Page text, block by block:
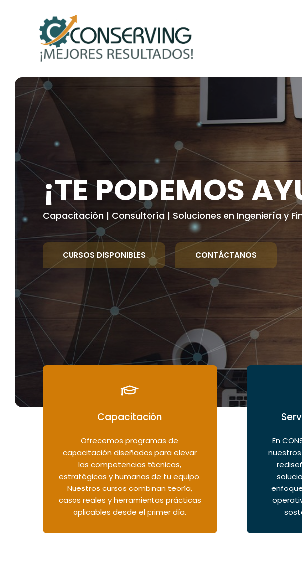
¡TE PODEMOS
Capacitación | Consultoría | Soluciones en Ingeniería y
CURSOS DISPONIBLES CONTÁCTANOS
Capacitación
Ofrecemos programas de
capacitación diseñados para elevar
las competencias técnicas,
estratégicas y humanas de tu equipo.
Nuestros cursos combinan teoría,
casos reales y herramientas prácticas
aplicables desde el primer día.
En